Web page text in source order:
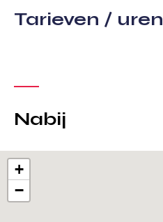
Tarieven / uren
Nabij
+
−